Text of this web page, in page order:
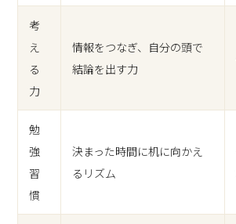
考
え
る
力
情報をつなぎ、自分の頭で
結論を出す力
勉
強
習
慣
決まった時間に机に向かえ
るリズム